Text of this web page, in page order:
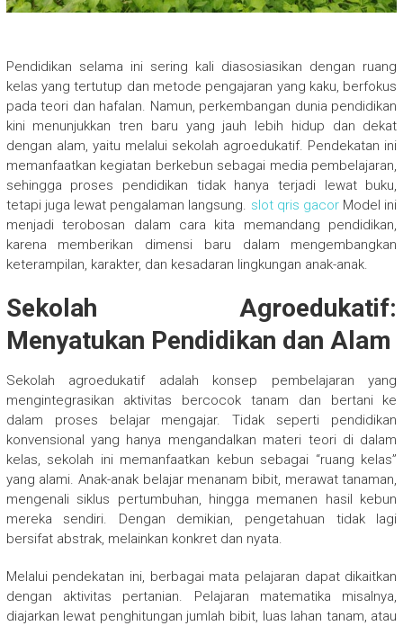
Pendidikan selama ini sering kali diasosiasikan dengan ruang
kelas yang tertutup dan metode pengajaran yang kaku, berfokus
pada teori dan hafalan. Namun, perkembangan dunia pendidikan
kini menunjukkan tren baru yang jauh lebih hidup dan dekat
dengan alam, yaitu melalui sekolah agroedukatif. Pendekatan ini
memanfaatkan kegiatan berkebun sebagai media pembelajaran,
sehingga proses pendidikan tidak hanya terjadi lewat buku,
tetapi juga lewat pengalaman langsung. slot qris gacorModel ini
menjadi terobosan dalam cara kita memandang pendidikan,
karena memberikan dimensi baru dalam mengembangkan
keterampilan, karakter, dan kesadaran lingkungan anak-anak.
Sekolah Agroedukatif:
Menyatukan Pendidikan dan Alam
Sekolah agroedukatif adalah konsep pembelajaran yang
mengintegrasikan aktivitas bercocok tanam dan bertani ke
dalam proses belajar mengajar. Tidak seperti pendidikan
konvensional yang hanya mengandalkan materi teori di dalam
kelas, sekolah ini memanfaatkan kebun sebagai “ruang kelas”
yang alami. Anak-anak belajar menanam bibit, merawat tanaman,
mengenali siklus pertumbuhan, hingga memanen hasil kebun
mereka sendiri. Dengan demikian, pengetahuan tidak lagi
bersifat abstrak, melainkan konkret dan nyata.
Melalui pendekatan ini, berbagai mata pelajaran dapat dikaitkan
dengan aktivitas pertanian. Pelajaran matematika misalnya,
diajarkan lewat penghitungan jumlah bibit, luas lahan tanam, atau